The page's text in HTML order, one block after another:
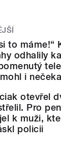
to máme!“
odhalily
i
otevřel
Pro
k muži,
policii